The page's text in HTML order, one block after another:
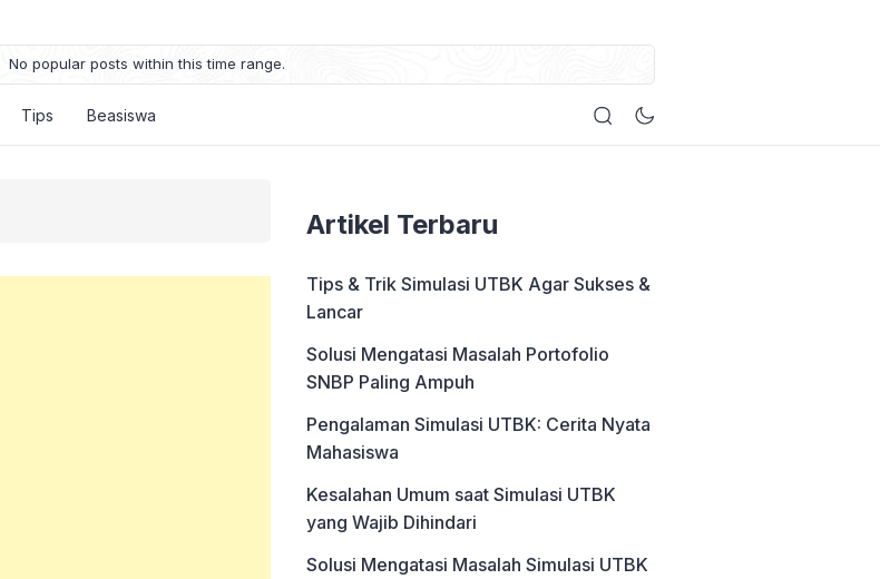
No popular posts within this time range.
Tips Beasiswa
Artikel Terbaru
Tips & Trik Simulasi UTBK Agar Sukses &
Lancar
Solusi Mengatasi Masalah Portofolio
SNBP Paling Ampuh
Pengalaman Simulasi UTBK: Cerita Nyata
Mahasiswa
Kesalahan Umum saat Simulasi UTBK
yang Wajib Dihindari
Solusi Mengatasi Masalah Simulasi UTBK